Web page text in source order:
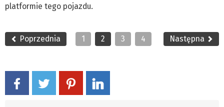
platformie tego pojazdu.
Poprzednia 1 2 3 4 Następna